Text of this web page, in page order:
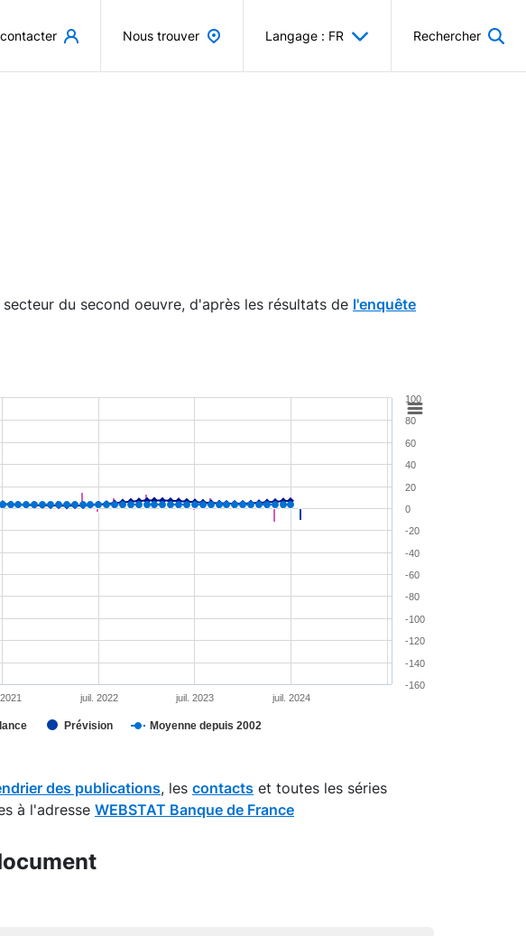
Nous trouver Langage : FR Rechercher
du second oeuvre, d'après les résultats de l'enquête
2.
Prévision Moyenne depuis 2002
juil. 2022 juil. 2023 juil. 2024
-160
-140
-120
-100
-80
-60
-40
-20
0
20
40
60
80
100
des publications, les contacts et toutes les séries
à l'adresse WEBSTAT Banque de France